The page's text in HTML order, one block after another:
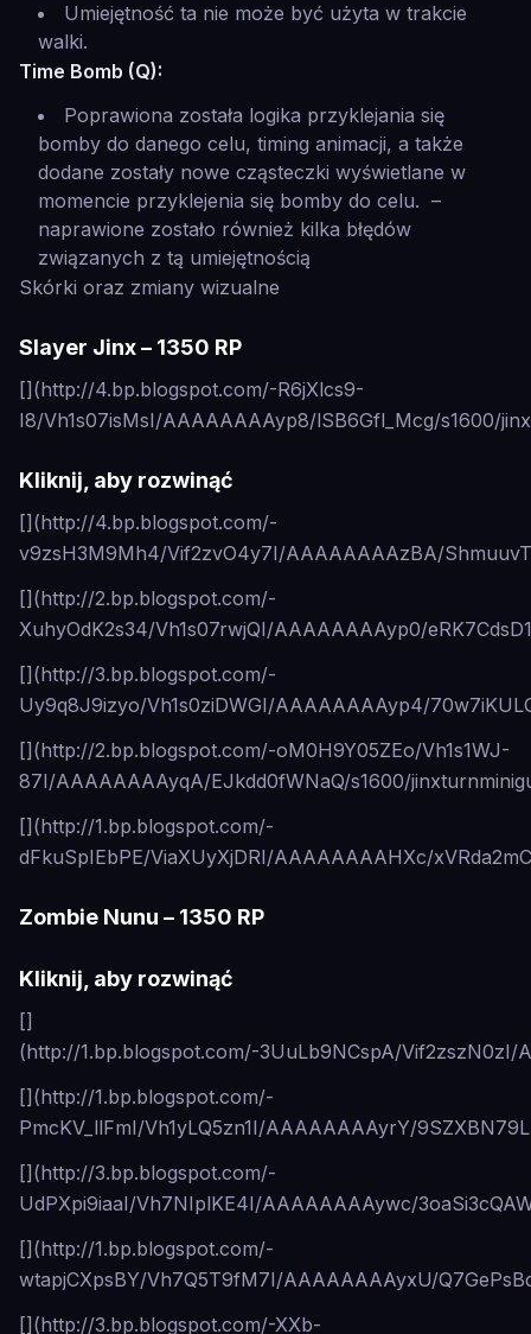
Umiejętność ta nie może być użyta w trakcie
walki.
Time Bomb (Q):
Poprawiona została logika przyklejania się
bomby do danego celu, timing animacji, a także
dodane zostały nowe cząsteczki wyświetlane w
momencie przyklejenia się bomby do celu. –
naprawione zostało również kilka błędów
związanych z tą umiejętnością
Skórki oraz zmiany wizualne
Slayer Jinx – 1350 RP
[](http://4.bp.blogspot.com/-R6jXlcs9-
I8/Vh1s07isMsI/AAAAAAAAyp8/lSB6Gfl_Mcg/s1600/
Kliknij, aby rozwinąć
[](http://4.bp.blogspot.com/-
v9zsH3M9Mh4/Vif2zvO4y7I/AAAAAAAAzBA/
[](http://2.bp.blogspot.com/-
XuhyOdK2s34/Vh1s07rwjQI/AAAAAAAAyp0/
[](http://3.bp.blogspot.com/-
Uy9q8J9izyo/Vh1s0ziDWGI/AAAAAAAAyp4/
[](http://2.bp.blogspot.com/-oM0H9Y05ZEo/Vh1s1WJ-
87I/AAAAAAAAyqA/EJkdd0fWNaQ/s1600/
[](http://1.bp.blogspot.com/-
dFkuSpIEbPE/ViaXUyXjDRI/AAAAAAAAHXc/
Zombie Nunu – 1350 RP
Kliknij, aby rozwinąć
[]
(http://1.bp.blogspot.com/-3UuLb9NCspA/
[](http://1.bp.blogspot.com/-
PmcKV_llFmI/Vh1yLQ5zn1I/AAAAAAAAyrY/
[](http://3.bp.blogspot.com/-
UdPXpi9iaaI/Vh7NIplKE4I/AAAAAAAAywc/
[](http://1.bp.blogspot.com/-
wtapjCXpsBY/Vh7Q5T9fM7I/AAAAAAAAyxU/
[](http://3.bp.blogspot.com/-XXb-